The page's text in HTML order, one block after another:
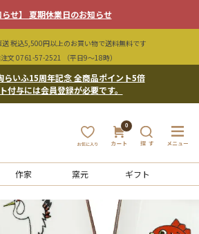
らせ】 夏期休業日のお知らせ
税込5,500円以上のお買い物で送料無料です
文 0761-57-2521 （平日9〜18時）
らいふ15周年記念 全商品ポイント5倍
付与には会員登録が必要です。
0
作家 窯元 ギフト